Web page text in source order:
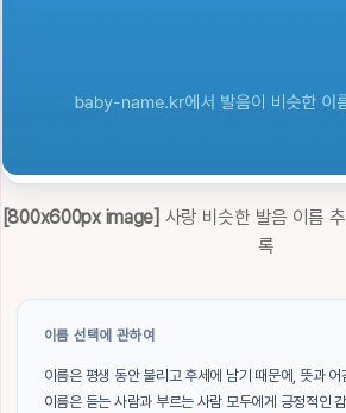
[800x600px image] 사랑 비슷한 발음 이름
록
이름 선택에 관하여
이름은 평생 동안 불리고 후세에 남기 때문에, 뜻과
이름은 듣는 사람과 부르는 사람 모두에게 긍정적인